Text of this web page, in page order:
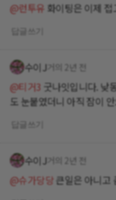
@런투유 화이팅은 이제
수이J 거의 2년 전
@티거3 굿나잇입니다. 낮
도 눈붙였더니 아직 잠이
수이J 거의 2년 전
@슈가당당큰일은 아니고